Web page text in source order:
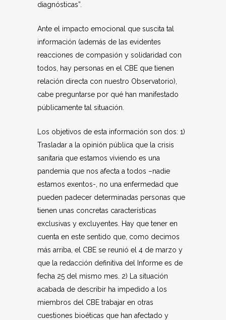
diagnósticas”.
Ante el impacto emocional que suscita tal
información (además de las evidentes
reacciones de compasión y solidaridad con
todos, hay personas en el CBE que tienen
relación directa con nuestro Observatorio),
cabe preguntarse por qué han manifestado
públicamente tal situación.
Los objetivos de esta información son dos: 1)
Trasladar a la opinión pública que la crisis
sanitaria que estamos viviendo es una
pandemia que nos afecta a todos –nadie
estamos exentos-, no una enfermedad que
pueden padecer determinadas personas que
tienen unas concretas características
exclusivas y excluyentes. Hay que tener en
cuenta en este sentido que, como decimos
más arriba, el CBE se reunió el 4 de marzo y
que la redacción definitiva del Informe es de
fecha 25 del mismo mes. 2) La situación
acabada de describir ha impedido a los
miembros del CBE trabajar en otras
cuestiones bioéticas que han afectado y